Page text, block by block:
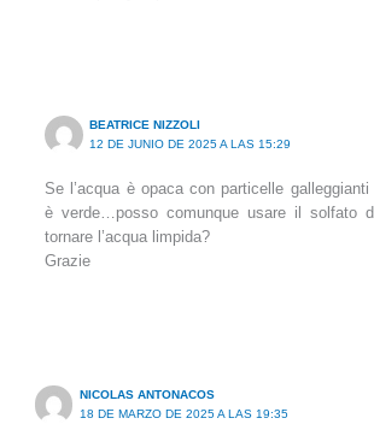
BEATRICE NIZZOLI
12 DE JUNIO DE 2025 A LAS 15:29
Se l’acqua è opaca con particelle
è verde…posso comunque usare il solfato
tornare l’acqua limpida?
Grazie
NICOLAS ANTONACOS
18 DE MARZO DE 2025 A LAS 19:35